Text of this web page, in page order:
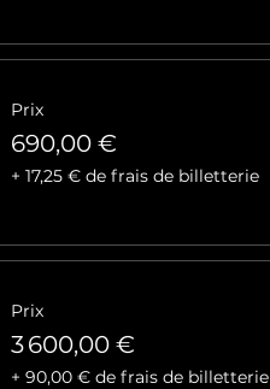
Prix
690,00 €
+ 17,25 € de frais de billetterie
Prix
3 600,00 €
+ 90,00 € de frais de billetterie